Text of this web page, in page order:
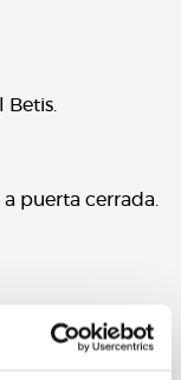
Betis.
puerta cerrada.